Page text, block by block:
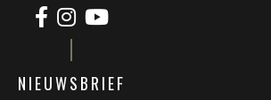
NIEUWSBRIEF